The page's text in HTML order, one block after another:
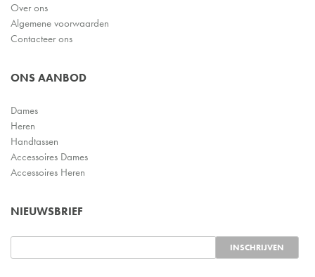
Over ons
Algemene voorwaarden
Contacteer ons
ONS AANBOD
Dames
Heren
Handtassen
Accessoires Dames
Accessoires Heren
NIEUWSBRIEF